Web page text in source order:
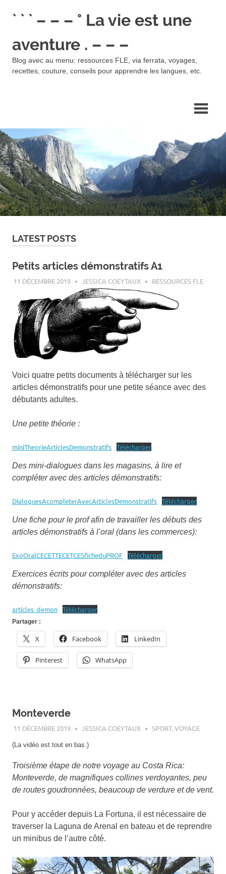
` ` ` – – – ° La vie est une
aventure . – – –
Blog avec au menu: ressources FLE, via ferrata, voyages,
recettes, couture, conseils pour apprendre les langues, etc.
LATEST POSTS
Petits articles démonstratifs A1
11 DÉCEMBRE 2019 JESSICA COEYTAUX RESSOURCES FLE
Voici quatre petits documents à télécharger sur les
articles démonstratifs pour une petite séance avec des
débutants adultes.
Une petite théorie :
miniTheorieArticlesDemonstratifs Télécharger
Des mini-dialogues dans les magasins, à lire et
compléter avec des articles démonstratifs:
DialoguesAcompleterAvecArticlesDemonstratifs Télécharger
Une fiche pour le prof afin de travailler les débuts des
articles démonstratifs à l’oral (dans les commerces):
ExoOralCECETTECETCESficheduPROF Télécharger
Exercices écrits pour compléter avec des articles
démonstratifs:
articles_demon Télécharger
Partager :
X Facebook LinkedIn
Pinterest WhatsApp
Monteverde
11 DÉCEMBRE 2019 JESSICA COEYTAUX SPORT,VOYAGE
(La vidéo est tout en bas.)
Troisième étape de notre voyage au Costa Rica:
Monteverde, de magnifiques collines verdoyantes, peu
de routes goudronnées, beaucoup de verdure et de vent.
Pour y accéder depuis La Fortuna, il est nécessaire de
traverser la Laguna de Arenal en bateau et de reprendre
un minibus de l’autre côté.